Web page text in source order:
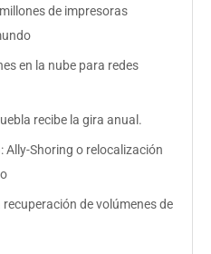
de impresoras
en la nube para redes
recibe la gira anual.
Ally-Shoring o relocalización
de volúmenes de